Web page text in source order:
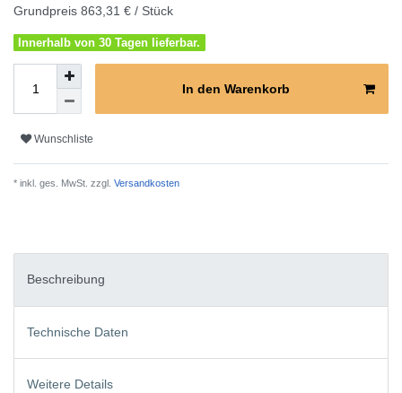
Grundpreis 863,31 € / Stück
Innerhalb von 30 Tagen lieferbar.
In den Warenkorb
Wunschliste
* inkl. ges. MwSt. zzgl. Versandkosten
Beschreibung
Technische Daten
Weitere Details